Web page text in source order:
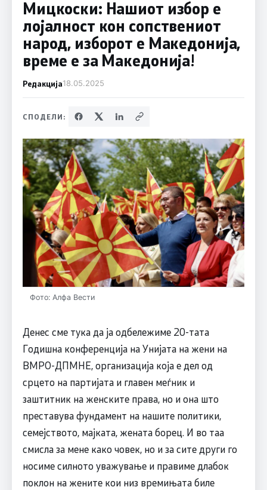
Мицкоски: Нашиот избор е
лојалност кон сопствениот
народ, изборот е Македонија,
време е за Македонија!
Редакција18.05.2025
СПОДЕЛИ:
Фото: Алфа Вести
Денес сме тука да ја одбележиме 20-тата
Годишна конференција на Унијата на жени на
ВМРО-ДПМНЕ, организација која е дел од
срцето на партијата и главен меѓник и
заштитник на женските права, но и она што
преставува фундамент на нашите политики,
семејството, мајката, жената борец. И во таа
смисла за мене како човек, но и за сите други го
носиме силното уважување и правиме длабок
поклон на жените кои низ времињата биле